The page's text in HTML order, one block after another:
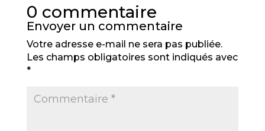
0 commentaire
Envoyer un commentaire
Votre adresse e-mail ne sera pas publiée.
Les champs obligatoires sont indiqués avec
*